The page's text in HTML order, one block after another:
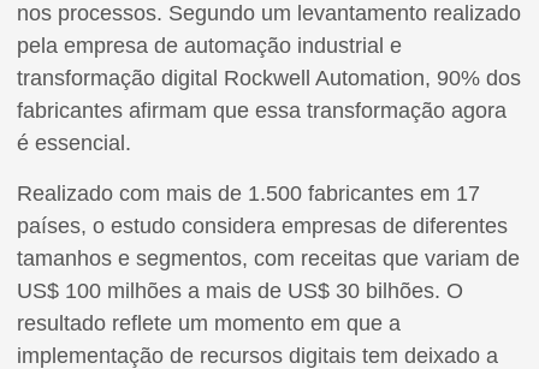
nos processos. Segundo um levantamento realizado
pela empresa de automação industrial e
transformação digital Rockwell Automation, 90% dos
fabricantes afirmam que essa transformação agora
é essencial.
Realizado com mais de 1.500 fabricantes em 17
países, o estudo considera empresas de diferentes
tamanhos e segmentos, com receitas que variam de
US$ 100 milhões a mais de US$ 30 bilhões. O
resultado reflete um momento em que a
implementação de recursos digitais tem deixado a